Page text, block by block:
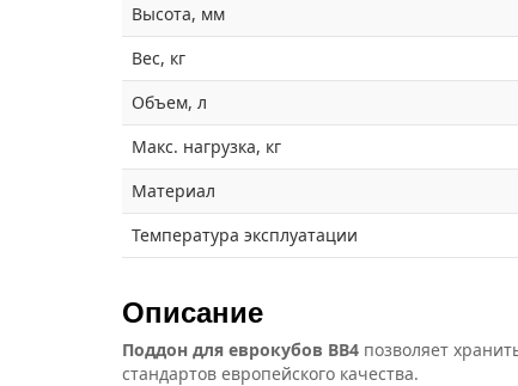
Высота, мм
Вес, кг
Объем, л
Макс. нагрузка, кг
Материал
Температура эксплуатации
Описание
Поддон для еврокубов ВВ4 позволяет
стандартов европейского качества.